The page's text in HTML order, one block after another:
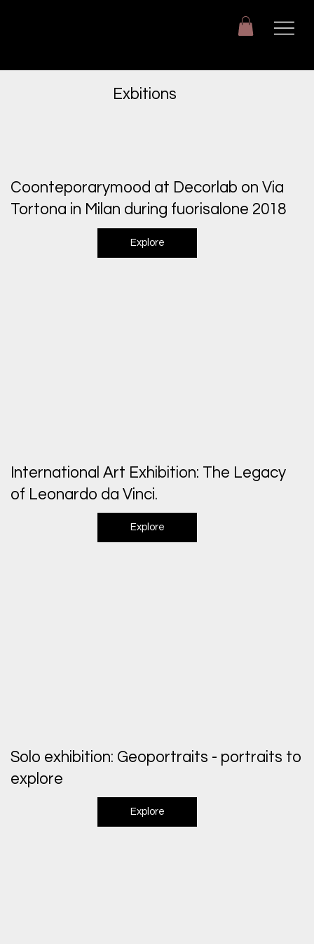
Exbitions
Coonteporarymood at Decorlab on Via
Tortona in Milan during fuorisalone 2018
Explore
International Art Exhibition: The Legacy
of Leonardo da Vinci.
Explore
Solo exhibition: Geoportraits - portraits to
explore
Explore